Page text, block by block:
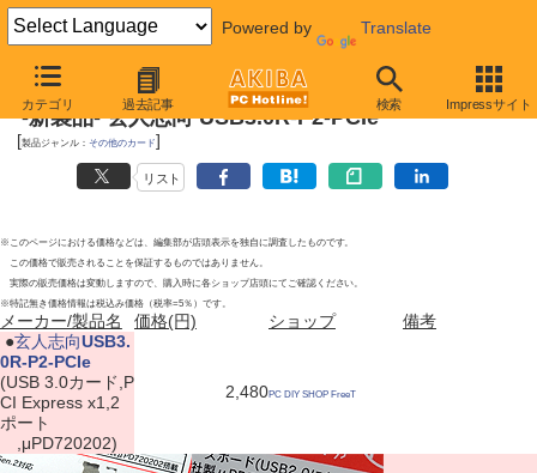
Powered by Translate
カテゴリ 過去記事 検索 Impressサイト
2012年3月10日
-新製品- 玄人志向 USB3.0R-P2-PCIe
[製品ジャンル： その他のカード]
リスト
※このページにおける価格などは、編集部が店頭表示を独自に調査したものです。
この価格で販売されることを保証するものではありません。
実際の販売価格は変動しますので、購入時に各ショップ店頭にてご確認ください。
※特記無き価格情報は税込み価格（税率=5％）です。
メーカー/製品名 価格(円) ショップ
備考
●玄人志向USB3.
0R-P2-PCIe
(USB 3.0カード,P
CI Express x1,2
ポート
,μPD720202)
2,480PC DIY SHOP FreeT